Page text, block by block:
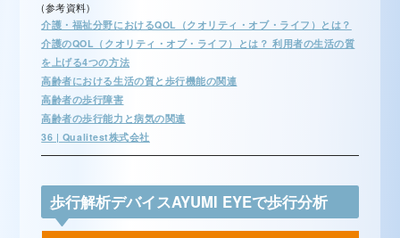
(参考資料)
介護・福祉分野におけるQOL（クオリティ・オブ・ライフ）とは？
介護のQOL（クオリティ・オブ・ライフ）とは？ 利用者の生活の質
を上げる4つの方法
高齢者における生活の質と歩行機能の関連
高齢者の歩行障害
高齢者の歩行能力と病気の関連
36 | Qualitest株式会社
歩行解析デバイスAYUMI EYEで歩行分析